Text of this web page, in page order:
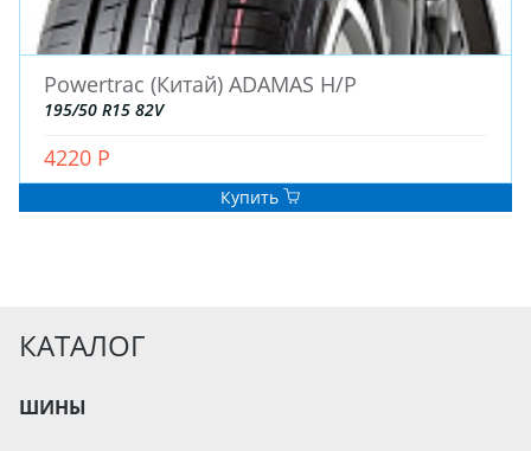
Powertrac (Китай) ADAMAS H/P
195/50 R15 82V
4220 Р
Купить
КАТАЛОГ
ШИНЫ